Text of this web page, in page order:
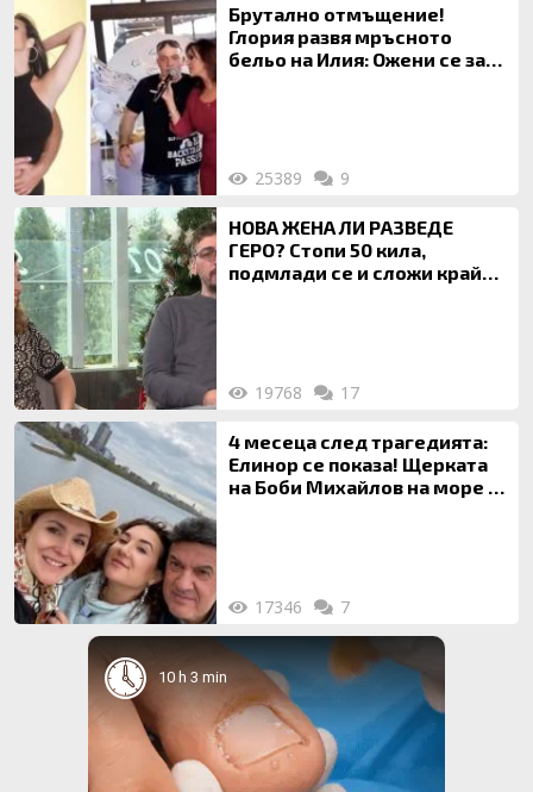
Брутално отмъщение!
Глория развя мръсното
бельо на Илия: Ожени се за
25389 9
НОВА ЖЕНА ЛИ РАЗВЕДЕ
ГЕРО? Стопи 50 кила,
подмлади се и сложи край
19768 17
4 месеца след трагедията:
Елинор се показа! Щерката
на Боби Михайлов на море с
17346 7
10 h 3 min